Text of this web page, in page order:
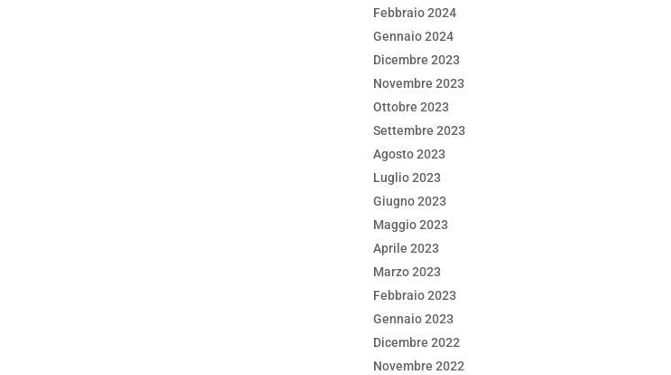
Febbraio 2024
Gennaio 2024
Dicembre 2023
Novembre 2023
Ottobre 2023
Settembre 2023
Agosto 2023
Luglio 2023
Giugno 2023
Maggio 2023
Aprile 2023
Marzo 2023
Febbraio 2023
Gennaio 2023
Dicembre 2022
Novembre 2022